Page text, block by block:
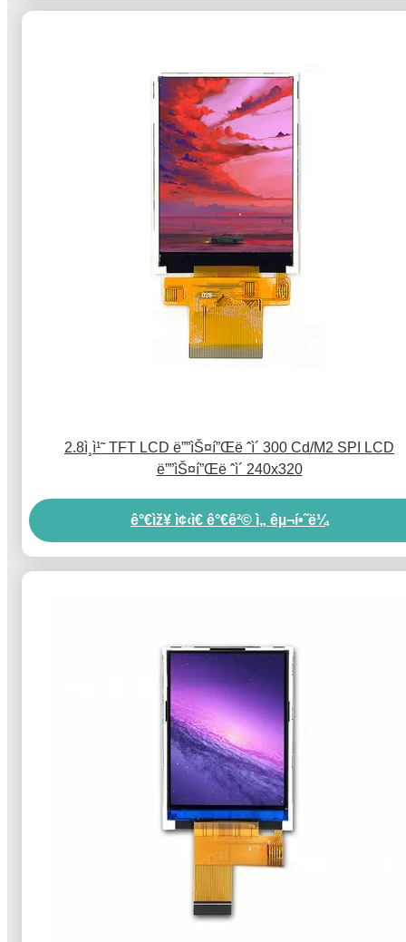
2.8ì¸ì¹˜ TFT LCD ë””ìŠ¤í”Œë ˆì´ 300 Cd/M2 SPI LCD
ë””ìŠ¤í”Œë ˆì´ 240x320
ê°€ìž¥ ì¢‹ì€ ê°€ê²© ì„ êµ¬í•˜ë¼